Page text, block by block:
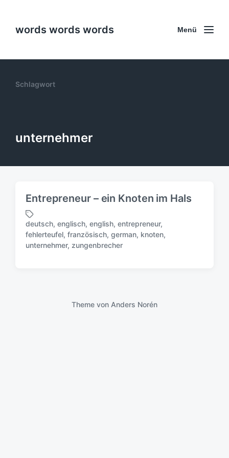
words words words Menü
Schlagwort
unternehmer
Entrepreneur – ein Knoten im Hals
S
c
deutsch, englisch, english, entrepreneur,
fehlerteufel, französisch, german, knoten,
unternehmer, zungenbrecher
Theme von Anders Norén